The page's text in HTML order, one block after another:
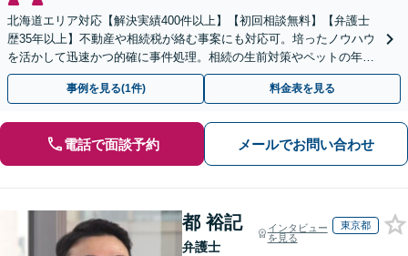
北海道エリア対応【解決実績400件以上】【初回相談無料】【弁護士
歴35年以上】不動産や相続税が絡む事案にも対応可。培ったノウハウ
を活かして迅速かつ的確に事件処理。相続の生前対策やペットの年金
システムもお任せ【完全個室】【自衛隊前駅8分】
事例を見る(1件) 料金表を見る
電話で面談予約 メールでお問い合わせ
都 裕記
弁護士
インタビュー
を見る
東京都